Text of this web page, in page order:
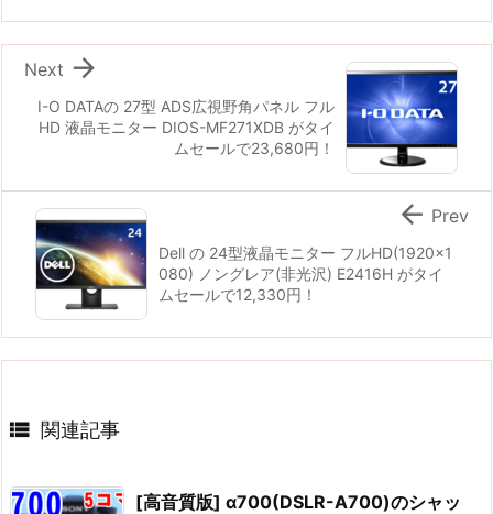
I-O DATAの 27型 ADS広視野角パネル フル
HD 液晶モニター DIOS-MF271XDB がタイ
ムセールで23,680円！

Next
Dell の 24型液晶モニター フルHD(1920x1
080) ノングレア(非光沢) E2416H がタイ
ムセールで12,330円！
 Prev
 関連記事
[高音質版] α700(DSLR-A700)のシャッ